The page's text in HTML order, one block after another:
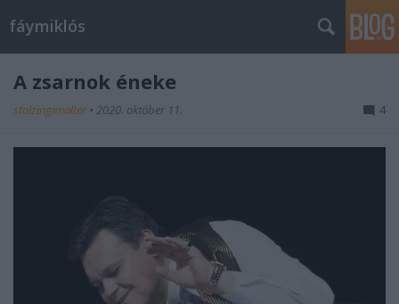
fáymiklós
A zsarnok éneke
stolzingimalter • 2020. október 11. 4